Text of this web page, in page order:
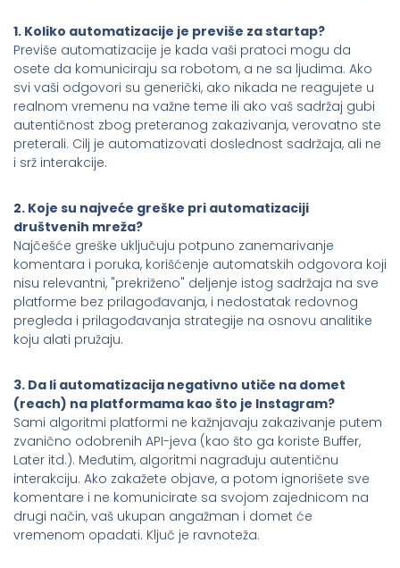
1. Koliko automatizacije je previše za startap?
Previše automatizacije je kada vaši pratoci mogu da
osete da komuniciraju sa robotom, a ne sa ljudima. Ako
svi vaši odgovori su generički, ako nikada ne reagujete u
realnom vremenu na važne teme ili ako vaš sadržaj gubi
autentičnost zbog preteranog zakazivanja, verovatno ste
preterali. Cilj je automatizovati doslednost sadržaja, ali ne
i srž interakcije.
2. Koje su najveće greške pri automatizaciji
društvenih mreža?
Najčešće greške uključuju potpuno zanemarivanje
komentara i poruka, korišćenje automatskih odgovora koji
nisu relevantni, "prekriženo" deljenje istog sadržaja na sve
platforme bez prilagođavanja, i nedostatak redovnog
pregleda i prilagođavanja strategije na osnovu analitike
koju alati pružaju.
3. Da li automatizacija negativno utiče na domet
(reach) na platformama kao što je Instagram?
Sami algoritmi platformi ne kažnjavaju zakazivanje putem
zvanično odobrenih API-jeva (kao što ga koriste Buffer,
Later itd.). Međutim, algoritmi nagrađuju autentičnu
interakciju. Ako zakažete objave, a potom ignorišete sve
komentare i ne komunicirate sa svojom zajednicom na
drugi način, vaš ukupan angažman i domet će
vremenom opadati. Ključ je ravnoteža.